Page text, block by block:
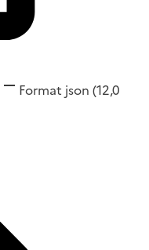
Format json (12,0